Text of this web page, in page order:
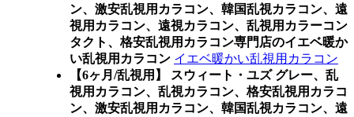
ン、激安乱視用カラコン、韓国乱視カラコン、遠
視用カラコン、遠視カラコン、乱視用カラーコン
タクト、格安乱視用カラコン専門店のイエベ暖か
い乱視用カラコン イエベ暖かい乱視用カラコン
【6ヶ月/乱視用】 スウィート・ユズ グレー、乱
視用カラコン、乱視カラコン、格安乱視用カラコ
ン、激安乱視用カラコン、韓国乱視カラコン、遠